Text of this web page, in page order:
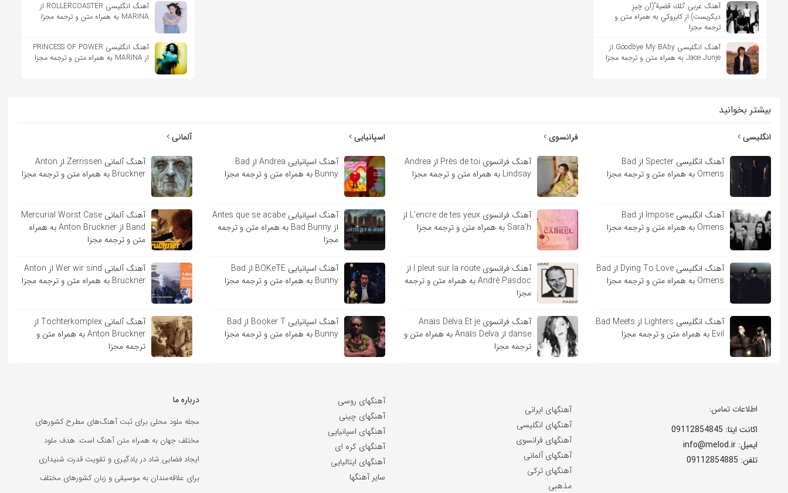
آهنگ عربی “تلك قضية”(آن چیزِ
دیگریست) از كايروكي به همراه متن و
ترجمه مجزا
آهنگ انگلیسی Goodbye My BAby از
Jace Junje به همراه متن و ترجمه مجزا
آهنگ انگلیسی ROLLERCOASTER از
MARINA به همراه متن و ترجمه مجزا
آهنگ انگلیسی PRINCESS OF POWER
از MARINA به همراه متن و ترجمه مجزا
بیشتر بخوانید
انگلیسی
آهنگ انگلیسی Specter از Bad
Omens به همراه متن و ترجمه مجزا
آهنگ انگلیسی Impose از Bad
Omens به همراه متن و ترجمه مجزا
آهنگ انگلیسی Dying To Love از Bad
Omens به همراه متن و ترجمه مجزا
آهنگ انگلیسی Lighters از Bad Meets
Evil به همراه متن و ترجمه مجزا
فرانسوی
آهنگ فرانسوی Près de toi از Andrea
Lindsay به همراه متن و ترجمه مجزا
آهنگ فرانسوی L’encre de tes yeux از
Sara’h به همراه متن و ترجمه مجزا
آهنگ فرانسوی l pleut sur la route از
André Pasdoc به همراه متن و ترجمه
مجزا
آهنگ فرانسوی Anaïs Delva Et je
danse از Anaïs Delva به همراه متن و
ترجمه مجزا
اسپانیایی
آهنگ اسپانیایی Andrea از Bad
Bunny به همراه متن و ترجمه مجزا
آهنگ اسپانیایی Antes que se acabe
از Bad Bunny به همراه متن و ترجمه
مجزا
آهنگ اسپانیایی BOKeTE از Bad
Bunny به همراه متن و ترجمه مجزا
آهنگ اسپانیایی Booker T از Bad
Bunny به همراه متن و ترجمه مجزا
آلمانی
آهنگ آلمانی Zerrissen از Anton
Bruckner به همراه متن و ترجمه مجزا
آهنگ آلمانی Mercurial Worst Case
Band از Anton Bruckner به همراه
متن و ترجمه مجزا
آهنگ آلمانی Wer wir sind از Anton
Bruckner به همراه متن و ترجمه مجزا
آهنگ آلمانی Tochterkomplex از
Anton Bruckner به همراه متن و
ترجمه مجزا
اطلاعات تماس:
اکانت ایتا: 09112854845
ایمیل: info@melod.ir
تلفن: 09112854885
آهنگهای ایرانی
آهنگهای انگلیسی
آهنگهای فرانسوی
آهنگهای آلمانی
آهنگهای ترکی
مذهبی
آهنگهای روسی
آهنگهای چینی
آهنگهای اسپانیایی
آهنگهای کره ای
آهنگهای ایتالیایی
سایر آهنگها
درباره ما
مجله ملود محلی برای ثبت آهنگ‌های مطرح کشورهای
مختلف جهان به همراه متن آهنگ است. هدف ملود
ایجاد فضایی شاد در یادگیری و تقویت قدرت شنیداری
برای علاقه‌مندان به موسیقی و زبان کشورهای مختلف